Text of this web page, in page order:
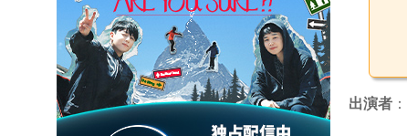
出演者 ：